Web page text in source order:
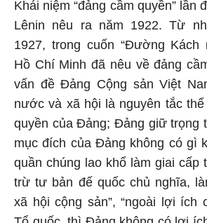
Khái niệm “đảng cầm quyền” lần
Lênin nêu ra năm 1922. Từ
1927, trong cuốn “Đường Kách
Hồ Chí Minh đã nêu về đảng
vấn đề Đảng Cộng sản Việt
nước và xã hội là nguyên tắc
quyền của Đảng; Đảng giữ trọng
mục đích của Đảng không có gì
quần chúng lao khổ làm giai cấp
trừ tư bản đế quốc chủ nghĩa,
xã hội cộng sản”, “ngoài lợi ích